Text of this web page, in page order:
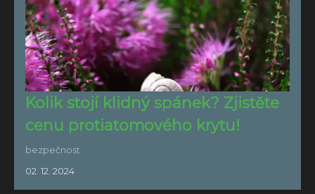
Kolik stojí klidný spánek? Zjistěte
cenu protiatomového krytu!
bezpečnost
02. 12. 2024